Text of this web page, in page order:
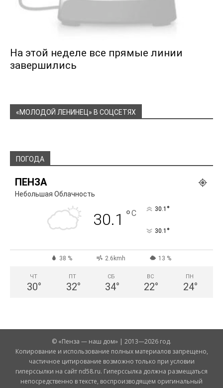
На этой неделе все прямые линии
завершились
«МОЛОДОЙ ЛЕНИНЕЦ» В СОЦСЕТЯХ
ПОГОДА
ПЕНЗА
Небольшая Облачность
30.1 °C 30.1 °
30.1 °
38 % 2.6kmh 13 %
ЧТ
30°
ПТ
32°
СБ
34°
ВС
22°
ПН
24°
© «Пенза — наш дом» | 2013—2026 год.
Копирование и использование полных материалов запрещено,
частичное цитирование возможно только при условии
гиперссылки на сайт nd58.ru. Гиперссылка должна размещаться
непосредственно в тексте, воспроизводящем оригинальный